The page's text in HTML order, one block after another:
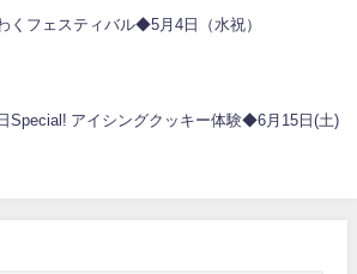
くフェスティバル◆5月4日（水祝）
Special! アイシングクッキー体験◆6月15日(土)